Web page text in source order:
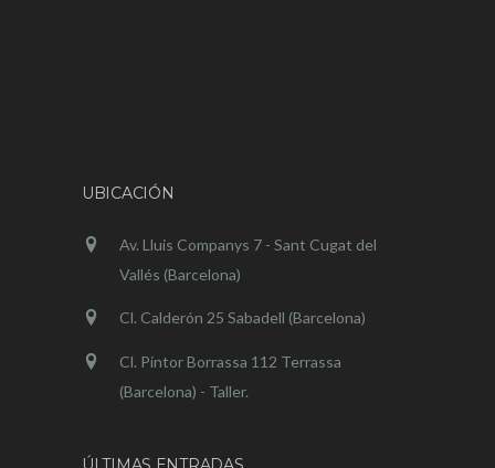
UBICACIÓN
Av. Lluis Companys 7 - Sant Cugat del
Vallés (Barcelona)
Cl. Calderón 25 Sabadell (Barcelona)
Cl. Pintor Borrassa 112 Terrassa
(Barcelona) - Taller.